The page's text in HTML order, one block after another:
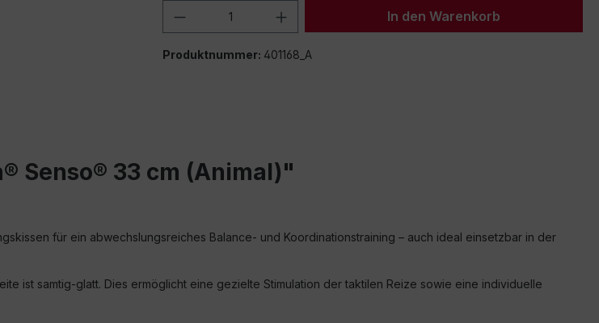
Produkt Anzahl: Gib den gewünschten Wert
In den Warenkorb
Produktnummer: 401168_A
Senso® 33 cm (Animal)"
für ein abwechslungsreiches Balance- und Koordinationstraining – auch ideal einsetzbar in der
ist samtig-glatt. Dies ermöglicht eine gezielte Stimulation der taktilen Reize sowie eine individuelle